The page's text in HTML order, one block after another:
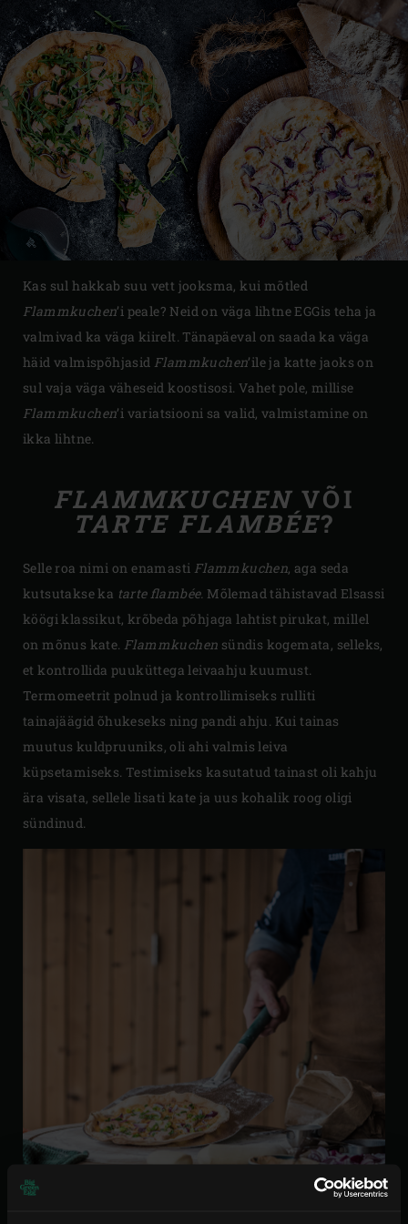
Kas sul hakkab suu vett jooksma, kui mõtled
Flammkuchen’i peale? Neid on väga lihtne EGGis teha ja
valmivad ka väga kiirelt. Tänapäeval on saada ka väga
häid valmispõhjasid Flammkuchen’ile ja katte jaoks on
sul vaja väga väheseid koostisosi. Vahet pole, millise
Flammkuchen’i variatsiooni sa valid, valmistamine on
ikka lihtne.
FLAMMKUCHENVÕI
TARTE FLAMBÉE?
Selle roa nimi on enamasti Flammkuchen, aga seda
kutsutakse ka tarte flambée. Mõlemad tähistavad Elsassi
köögi klassikut, krõbeda põhjaga lahtist pirukat, millel
on mõnus kate. Flammkuchen sündis kogemata, selleks,
et kontrollida puuküttega leivaahju kuumust.
Termomeetrit polnud ja kontrollimiseks rulliti
tainajäägid õhukeseks ning pandi ahju. Kui tainas
muutus kuldpruuniks, oli ahi valmis leiva
küpsetamiseks. Testimiseks kasutatud tainast oli kahju
ära visata, sellele lisati kate ja uus kohalik roog oligi
sündinud.